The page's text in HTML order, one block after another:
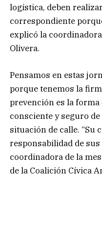
logística, deben
correspondiente
explicó la
Olivera.
Pensamos en estas
porque tenemos la
prevención es la
consciente y seguro
situación de calle. “Su
responsabilidad de
coordinadora de la
de la Coalición Cívica